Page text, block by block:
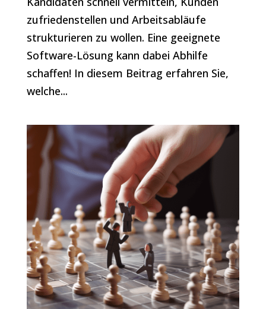
zufriedenstellen und Arbeitsabläufe
strukturieren zu wollen. Eine geeignete
Software-Lösung kann dabei Abhilfe
schaffen! In diesem Beitrag erfahren Sie,
welche...